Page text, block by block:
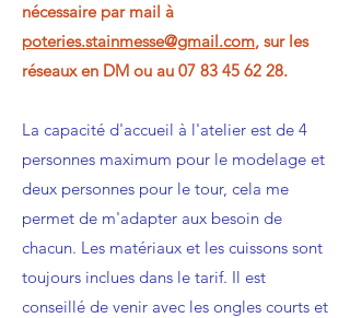
nécessaire par mail à
poteries.stainmesse@gmail.com, sur les
réseaux en DM ou au 07 83 45 62 28.
La capacité d'accueil à l'atelier est de 4
personnes maximum pour le modelage et
deux personnes pour le tour, cela me
permet de m'adapter aux besoin de
chacun. Les matériaux et les cuissons sont
toujours inclues dans le tarif. Il est
conseillé de venir avec les ongles courts et